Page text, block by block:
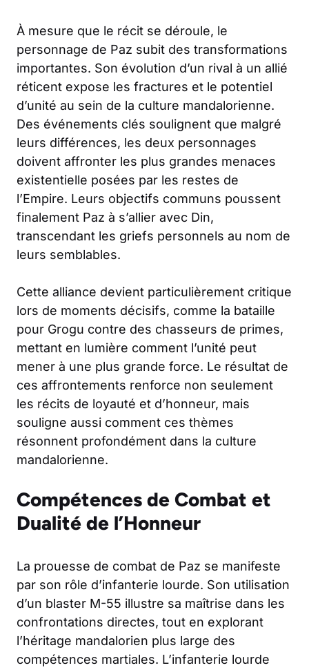
À mesure que le récit se déroule, le
personnage de Paz subit des transformations
importantes. Son évolution d’un rival à un allié
réticent expose les fractures et le potentiel
d’unité au sein de la culture mandalorienne.
Des événements clés soulignent que malgré
leurs différences, les deux personnages
doivent affronter les plus grandes menaces
existentielle posées par les restes de
l’Empire. Leurs objectifs communs poussent
finalement Paz à s’allier avec Din,
transcendant les griefs personnels au nom de
leurs semblables.
Cette alliance devient particulièrement critique
lors de moments décisifs, comme la bataille
pour Grogu contre des chasseurs de primes,
mettant en lumière comment l’unité peut
mener à une plus grande force. Le résultat de
ces affrontements renforce non seulement
les récits de loyauté et d’honneur, mais
souligne aussi comment ces thèmes
résonnent profondément dans la culture
mandalorienne.
Compétences de Combat et
Dualité de l’Honneur
La prouesse de combat de Paz se manifeste
par son rôle d’infanterie lourde. Son utilisation
d’un blaster M-55 illustre sa maîtrise dans les
confrontations directes, tout en explorant
l’héritage mandalorien plus large des
compétences martiales. L’infanterie lourde